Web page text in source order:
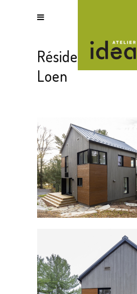
Résidence
Loen